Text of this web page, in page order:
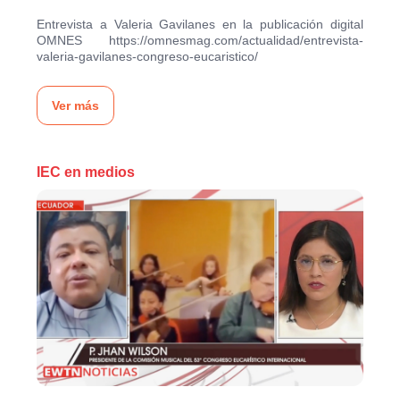
Entrevista a Valeria Gavilanes en la publicación digital
OMNES https://omnesmag.com/actualidad/entrevista-
valeria-gavilanes-congreso-eucaristico/
Ver más
IEC en medios